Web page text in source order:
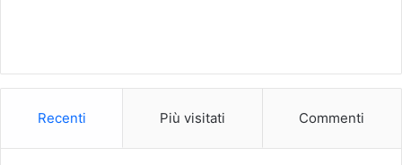
Recenti Più visitati Commenti